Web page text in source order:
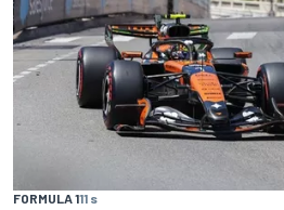
FORMULA 111 s